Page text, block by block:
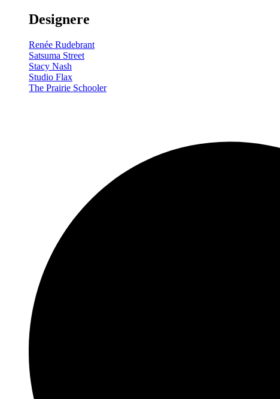
Designere
Renée Rudebrant
Satsuma Street
Stacy Nash
Studio Flax
The Prairie Schooler